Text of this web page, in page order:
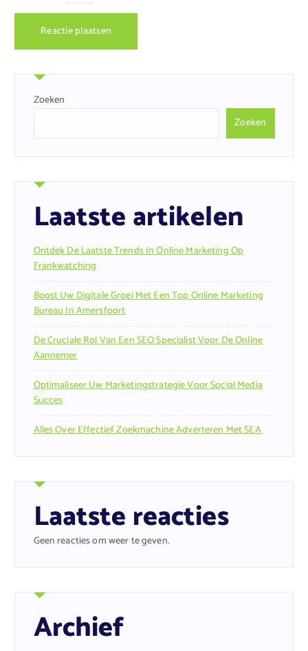
Zoeken
Zoeken
Laatste artikelen
Ontdek De Laatste Trends In Online Marketing Op
Frankwatching
Boost Uw Digitale Groei Met Een Top Online Marketing
Bureau In Amersfoort
De Cruciale Rol Van Een SEO Specialist Voor De Online
Aannemer
Optimaliseer Uw Marketingstrategie Voor Social Media
Succes
Alles Over Effectief Zoekmachine Adverteren Met SEA
Laatste reacties
Geen reacties om weer te geven.
Archief